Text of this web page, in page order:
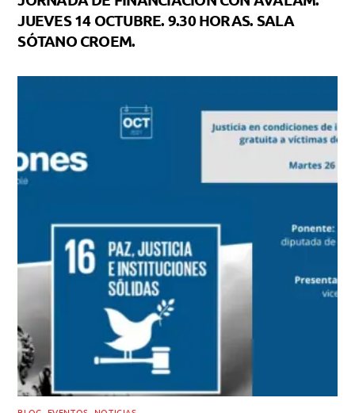
JUEVES 14 OCTUBRE. 9.30 HORAS. SALA
SÓTANO CROEM.